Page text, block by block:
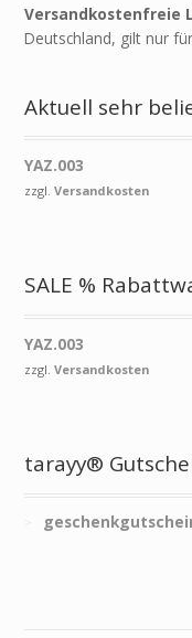
Versandkostenfreie
Deutschland, gilt nur
Aktuell sehr
YAZ.003
zzgl.Versandkosten
SALE %
YAZ.003
zzgl.Versandkosten
tarayy®